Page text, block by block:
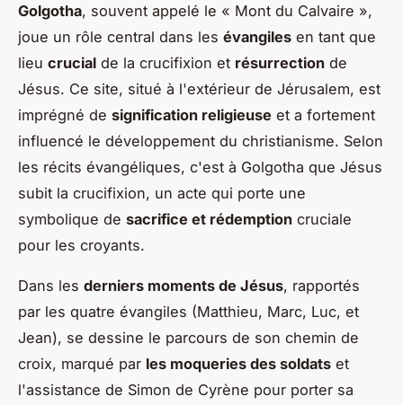
Golgotha, souvent appelé le « Mont du Calvaire »,
joue un rôle central dans les évangiles en tant que
lieu crucial de la crucifixion et résurrection de
Jésus. Ce site, situé à l'extérieur de Jérusalem, est
imprégné de signification religieuse et a fortement
influencé le développement du christianisme. Selon
les récits évangéliques, c'est à Golgotha que Jésus
subit la crucifixion, un acte qui porte une
symbolique de sacrifice et rédemption cruciale
pour les croyants.
Dans les derniers moments de Jésus, rapportés
par les quatre évangiles (Matthieu, Marc, Luc, et
Jean), se dessine le parcours de son chemin de
croix, marqué par les moqueries des soldats et
l'assistance de Simon de Cyrène pour porter sa